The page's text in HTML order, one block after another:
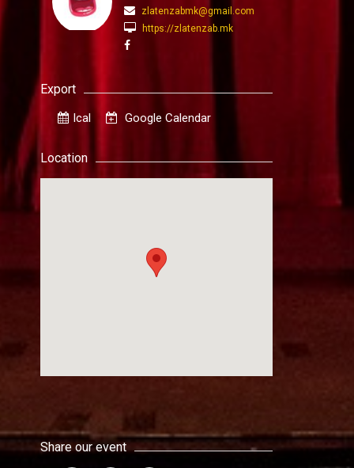
zlatenzabmk@gmail.com
https://zlatenzab.mk
Export
Ical Google Calendar
Location
Share our event